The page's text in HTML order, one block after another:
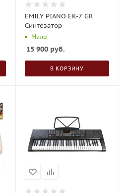
EMILY PIANO EK-7 GR
Синтезатор
Мало
15 900 руб.
В КОРЗИНУ